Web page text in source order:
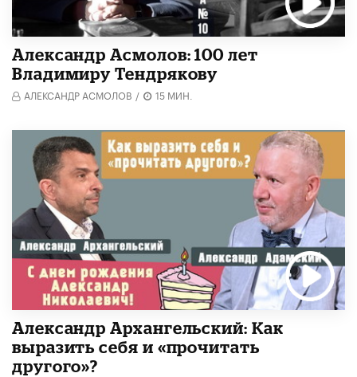
Александр Асмолов: 100 лет
Владимиру Тендрякову
АЛЕКСАНДР АСМОЛОВ / 15 МИН.
Александр Архангельский: Как
выразить себя и «прочитать
другого»?